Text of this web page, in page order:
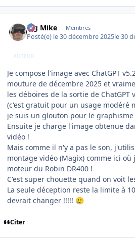
Big Mike Membres
Posté(e) le 30 décembre 2025le 30
AUTEUR
Je compose l'image avec ChatGPT
mouture de décembre 2025 et
les déboires de la sortie de ChatGPT
(c'est gratuit pour un usage modéré
je suis un glouton pour le graphisme
Ensuite je charge l'image obtenue
vidéo !
Mais comme il n'y a pas le son,
montage vidéo (Magix) comme ici
moteur du Robin DR400 !
C'est super chouette quand on voit
La seule déception reste la limite à
devrait changer !!!!! 🥲
Citer